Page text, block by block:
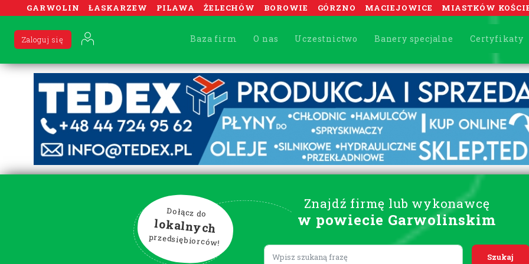
GARWOLIN ŁASKARZEW PILAWA ŻELECHÓW BOROWIE GÓRZNO MACIEJOWICE MIASTKÓW
Baza firm O nas Uczestnictwo Banery specjalne Certyfikaty
Zaloguj się
Znajdź firmę lub wykonawcę
w powiecie Garwolinskim
Dołącz do
lokalnych
przedsiębiorców!
Lorem ipsum